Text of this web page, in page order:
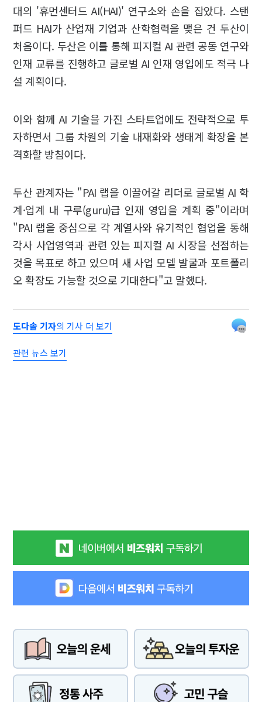
대의 '휴먼센터드 AI(HAI)' 연구소와 손을 잡았다. 스탠
퍼드 HAI가 산업재 기업과 산학협력을 맺은 건 두산이
처음이다. 두산은 이를 통해 피지컬 AI 관련 공동 연구와
인재 교류를 진행하고 글로벌 AI 인재 영입에도 적극 나
설 계획이다.
이와 함께 AI 기술을 가진 스타트업에도 전략적으로 투
자하면서 그룹 차원의 기술 내재화와 생태계 확장을 본
격화할 방침이다.
두산 관계자는 "PAI 랩을 이끌어갈 리더로 글로벌 AI 학
계·업계 내 구루(guru)급 인재 영입을 계획 중"이라며
"PAI 랩을 중심으로 각 계열사와 유기적인 협업을 통해
각사 사업영역과 관련 있는 피지컬 AI 시장을 선점하는
것을 목표로 하고 있으며 새 사업 모델 발굴과 포트폴리
오 확장도 가능할 것으로 기대한다"고 말했다.
도다솔 기자의 기사 더 보기
관련 뉴스 보기